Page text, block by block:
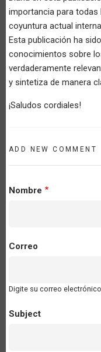
importancia para todas
coyuntura actual
Esta publicación ha
conocimientos sobre
verdaderamente
y sintetiza de manera
¡Saludos cordiales!
ADD NEW COMMENT
Nombre
Correo
Digite su correo
Subject